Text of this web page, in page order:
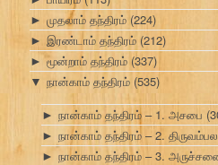
► முதலாம் தந்திரம் (224)
► இரண்டாம் தந்திரம் (212)
► மூன்றாம் தந்திரம் (337)
▼ நான்காம் தந்திரம் (535)
► நான்காம் தந்திரம் – 1. அசபை
► நான்காம் தந்திரம் – 2.
► நான்காம் தந்திரம் – 3.